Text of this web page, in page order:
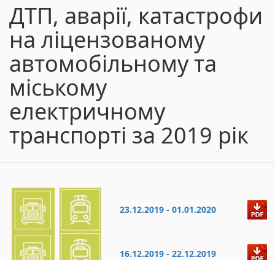
ДТП, аварії, катастрофи
на ліцензованому
автомобільному та
міському
електричному
транспорті за 2019 рік
23.12.2019 - 01.01.2020
16.12.2019 - 22.12.2019